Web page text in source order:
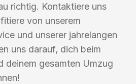
richtig. Kontaktiere uns
von unserem
und unserer jahrelangen
uns darauf, dich beim
deinem gesamten Umzug